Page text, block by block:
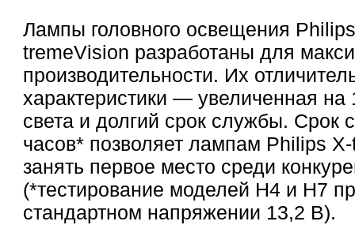
Лампы головного освещения
tremeVision разработаны для
производительности. Их
характеристики — увеличенная на
света и долгий срок службы. Срок
часов* позволяет лампам Philips
занять первое место среди
(*тестирование моделей H4 и H7
стандартном напряжении 13,2 В).